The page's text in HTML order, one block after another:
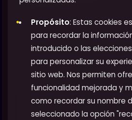
Propósito: Estas cookies
para recordar la
introducido o las
para personalizar su
sitio web. Nos permiten
funcionalidad mejorada y
como recordar su nombre
seleccionado la opción